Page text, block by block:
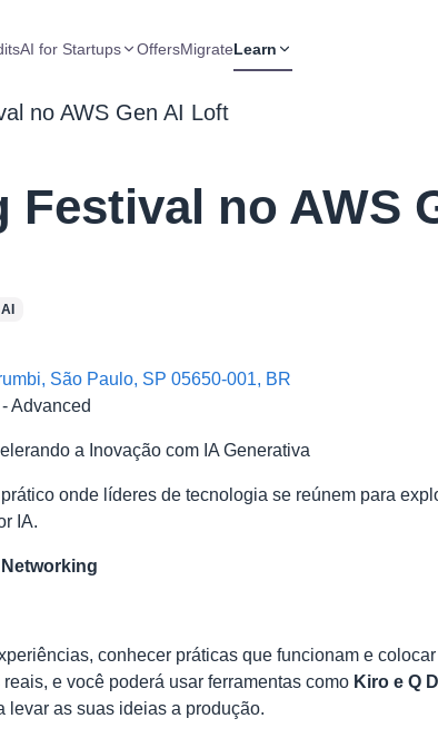
AI for Startups OffersMigrateLearn
no AWS Gen AI Loft
Festival no AWS
São Paulo, SP 05650-001, BR
Advanced
a Inovação com IA Generativa
onde líderes de tecnologia se reúnem para
IA.
conhecer práticas que funcionam e
e você poderá usar ferramentas como Kiro e Q
levar as suas ideias a produção.